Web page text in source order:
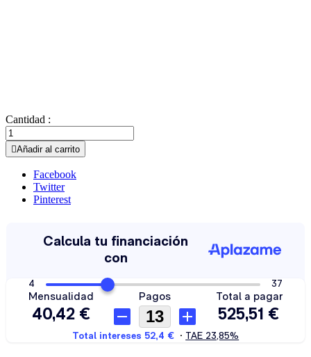
Cantidad :
Añadir al carrito
Facebook
Twitter
Pinterest